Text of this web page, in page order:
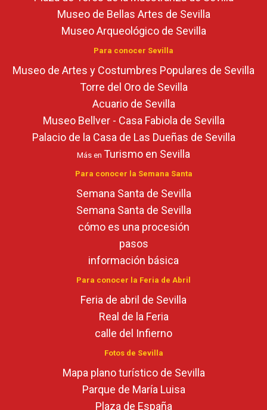
Museo de Bellas Artes de Sevilla
Museo Arqueológico de Sevilla
Para conocer Sevilla
Museo de Artes y Costumbres Populares de Sevilla
Torre del Oro de Sevilla
Acuario de Sevilla
Museo Bellver - Casa Fabiola de Sevilla
Palacio de la Casa de Las Dueñas de Sevilla
Más en Turismo en Sevilla
Para conocer la Semana Santa
Semana Santa de Sevilla
Semana Santa de Sevilla
cómo es una procesión
pasos
información básica
Para conocer la Feria de Abril
Feria de abril de Sevilla
Real de la Feria
calle del Infierno
Fotos de Sevilla
Mapa plano turístico de Sevilla
Parque de María Luisa
Plaza de España